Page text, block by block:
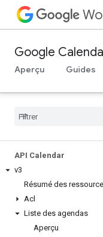
Google
Aperçu Guides
API Calendar
v3
Résumé des
Acl
Liste des agendas
Aperçu